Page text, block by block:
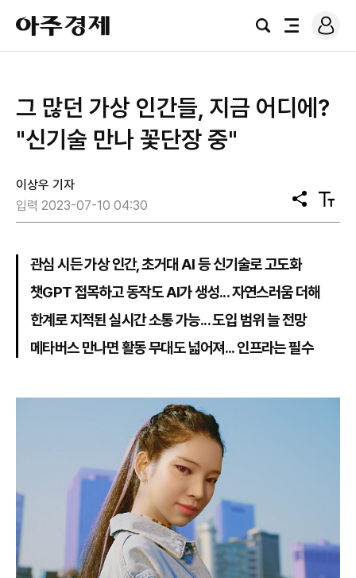
아
주
경
검
전
로
그
​그 많던 가상 인간들, 지금 어디에?
"신기술 만나 꽃단장 중"
이상우 기자
입력 2023-07-10 04:30
공
유
텍
스
관심 시든 가상 인간, 초거대 AI 등 신기술로 고도화
챗GPT 접목하고 동작도 AI가 생성... 자연스러움 더해
한계로 지적된 실시간 소통 가능... 도입 범위 늘 전망
메타버스 만나면 활동 무대도 넓어져... 인프라는 필수